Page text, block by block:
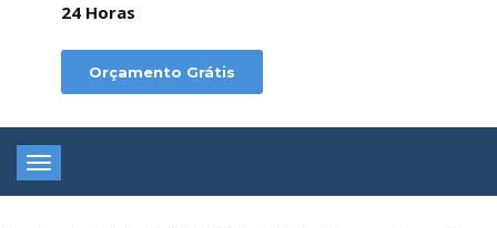
24 Horas
Orçamento Grátis
Toggle
navigation